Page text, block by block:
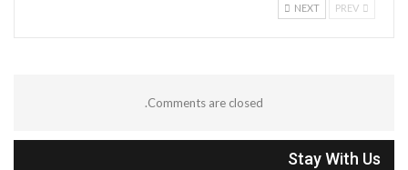
NEXT
Comments are closed.
Stay With Us